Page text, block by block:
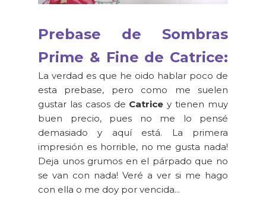
Prebase de Sombras
Prime & Fine de Catrice:
La verdad es que he oido hablar poco de
esta prebase, pero como me suelen
gustar las casos de Catrice y tienen muy
buen precio, pues no me lo pensé
demasiado y aquí está. La primera
impresión es horrible, no me gusta nada!
Deja unos grumos en el párpado que no
se van con nada! Veré a ver si me hago
con ella o me doy por vencida...